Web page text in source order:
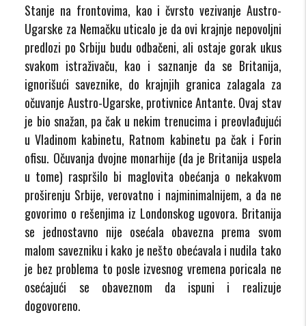
Stanje na frontovima, kao i čvrsto vezivanje Austro-
Ugarske za Nemačku uticalo je da ovi krajnje nepovoljni
predlozi po Srbiju budu odbačeni, ali ostaje gorak ukus
svakom istraživaču, kao i saznanje da se Britanija,
ignorišući saveznike, do krajnjih granica zalagala za
očuvanje Austro-Ugarske, protivnice Antante. Ovaj stav
je bio snažan, pa čak u nekim trenucima i preovlađujući
u Vladinom kabinetu, Ratnom kabinetu pa čak i Forin
ofisu. Očuvanja dvojne monarhije (da je Britanija uspela
u tome) raspršilo bi maglovita obećanja o nekakvom
proširenju Srbije, verovatno i najminimalnijem, a da ne
govorimo o rešenjima iz Londonskog ugovora. Britanija
se jednostavno nije osećala obavezna prema svom
malom savezniku i kako je nešto obećavala i nudila tako
je bez problema to posle izvesnog vremena poricala ne
osećajući se obaveznom da ispuni i realizuje
dogovoreno.